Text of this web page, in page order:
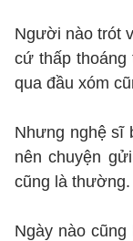
Người nào trót
cứ thấp
qua đầu xóm
Nhưng nghệ sĩ
nên chuyện
cũng là thường.
Ngày nào